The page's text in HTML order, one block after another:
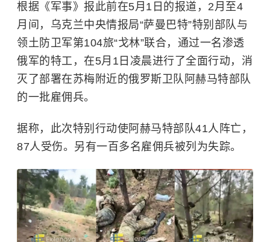
根据《军事》报此前在5月1日的报道，2月至4
月间，乌克兰中央情报局“萨曼巴特”特别部队与
领土防卫军第104旅“戈林”联合，通过一名渗透
俄军的特工，在5月1日凌晨进行了全面行动，消
灭了部署在苏梅附近的俄罗斯卫队阿赫马特部队
的一批雇佣兵。
据称，此次特别行动使阿赫马特部队41人阵亡，
87人受伤。另有一百多名雇佣兵被列为失踪。